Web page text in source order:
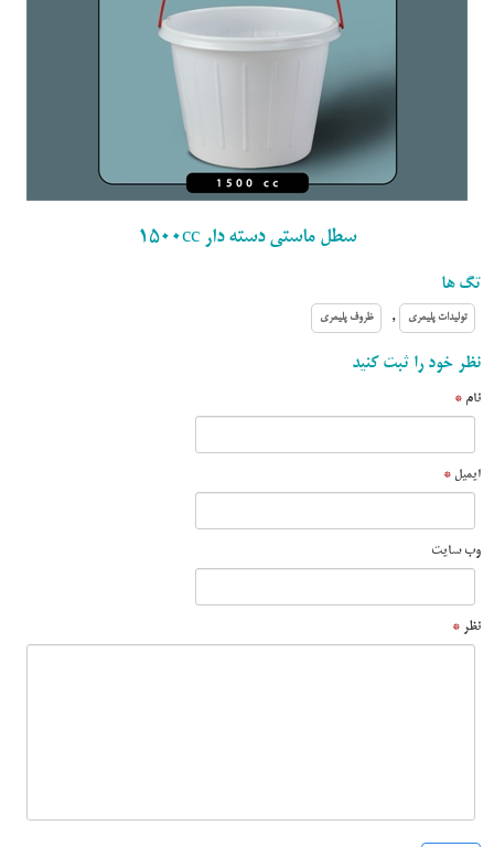
سطل ماستی دسته دار 1500cc
تگ ها
تولیدات پلیمری , ظروف پلیمری
نظر خود را ثبت کنید
نام *
ایمیل *
وب سایت
نظر *